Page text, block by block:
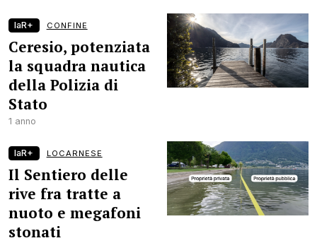
laR+ CONFINE
Ceresio, potenziata
la squadra nautica
della Polizia di
Stato
1 anno
laR+ LOCARNESE
Il Sentiero delle
rive fra tratte a
nuoto e megafoni
stonati